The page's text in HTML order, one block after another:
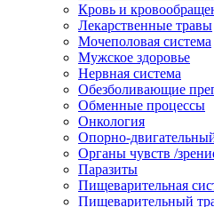
Кровь и
Лекарственные травы
Мочеполовая система
Мужское здоровье
Нервная система
Обезболивающие
Обменные процессы
Онкология
Опорно-
Органы чувств /
Паразиты
Пищеварительная
Пищеварительный